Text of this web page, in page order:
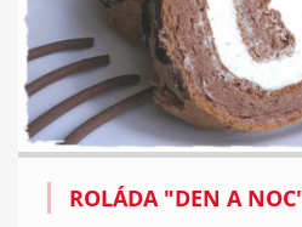
ROLÁDA "DEN A